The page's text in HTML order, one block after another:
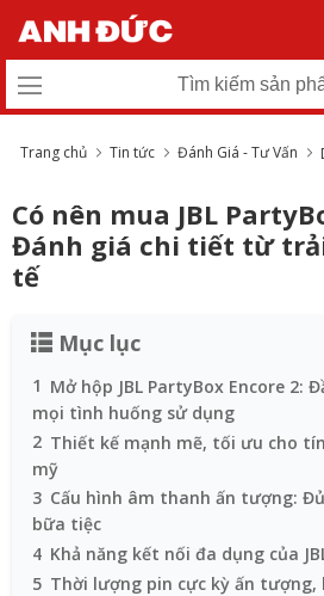
Trang chủ Tin tức Đánh Giá - Tư Vấn
Có nên mua JBL
Đánh giá chi tiết từ
tế
Mục lục
1 Mở hộp JBL PartyBox Encore 2:
mọi tình huống sử dụng
2 Thiết kế mạnh mẽ, tối ưu cho
mỹ
3 Cấu hình âm thanh ấn tượng:
bữa tiệc
4 Khả năng kết nối đa dụng của
5 Thời lượng pin cực kỳ ấn tượng,